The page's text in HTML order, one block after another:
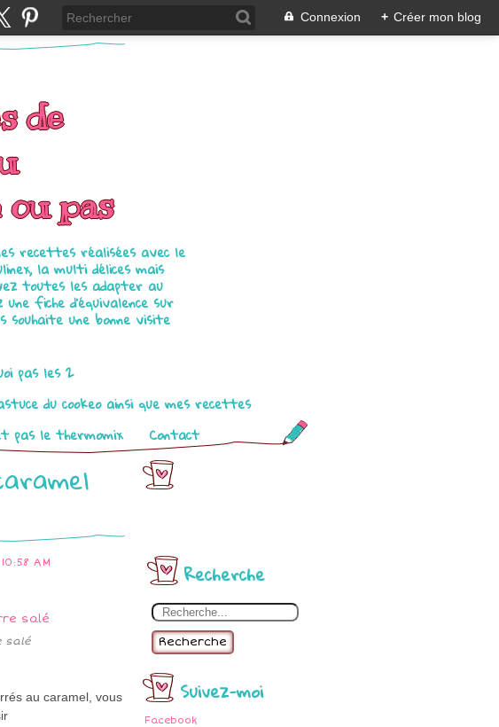
Connexion + Créer mon blog
de
pas
recettes réalisées avec le
la multi délices mais
toutes les adapter au
fiche d'équivalence sur
souhaite une bonne visite
pas les 2
du cookeo ainsi que mes recettes
pas le thermomix Contact
Recherche
Recherche
Suivez-moi
Facebook
AM
salé
au caramel, vous